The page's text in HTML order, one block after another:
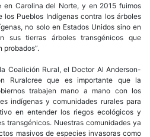
Carolina del Norte, y en 2015 fuimos
Pueblos Indígenas contra los árboles
no solo en Estados Unidos sino en
sus tierras árboles transgénicos que
probados”.
Coalición Rural, el Doctor Al Anderson-
Ruralcree que es importante que la
trabajen mano a mano con los
indígenas y comunidades rurales para
en entender los riegos ecológicos y
transgénicos. Nuestras comunidades ya
masivos de especies invasoras como